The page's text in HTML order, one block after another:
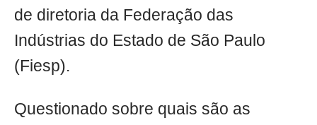
de diretoria da Federação das
Indústrias do Estado de São Paulo
(Fiesp).
Questionado sobre quais são as